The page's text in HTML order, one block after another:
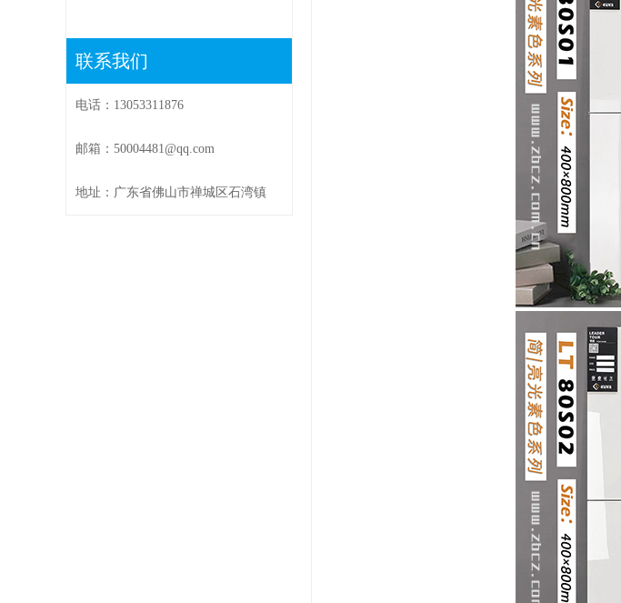
联系我们
电话：13053311876
邮箱：50004481@qq.com
地址：广东省佛山市禅城区石湾镇